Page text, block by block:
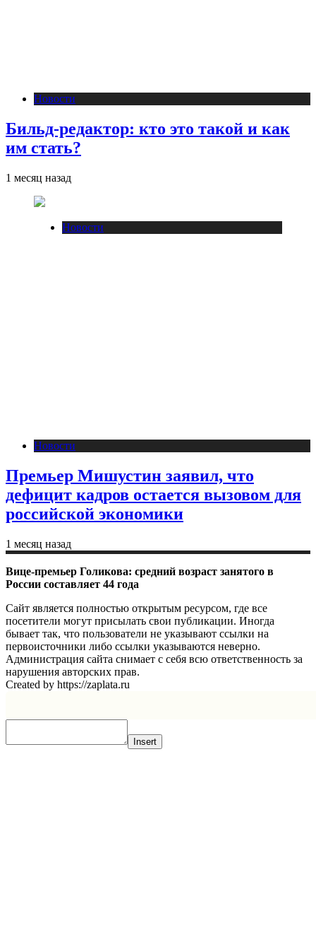
Новости
Бильд-редактор: кто это такой и как
им стать?
1 месяц назад
Новости
Новости
Премьер Мишустин заявил, что
дефицит кадров остается вызовом для
российской экономики
1 месяц назад
Вице-премьер Голикова: средний возраст занятого в
России составляет 44 года
Сайт является полностью открытым ресурсом, где все
посетители могут присылать свои публикации. Иногда
бывает так, что пользователи не указывают ссылки на
первоисточники либо ссылки указываются неверно.
Администрация сайта снимает с себя всю ответственность за
нарушения авторских прав.
Created by https://zaplata.ru
Insert